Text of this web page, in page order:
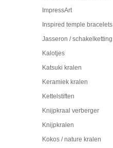
ImpressArt
Inspired temple bracelets
Jasseron / schakelketting
Kalotjes
Katsuki kralen
Keramiek kralen
Kettelstiften
Knijpkraal verberger
Knijpkralen
Kokos / nature kralen